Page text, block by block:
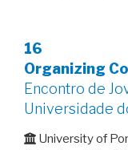
16
Organizing
Encontro de
Universidade
University of